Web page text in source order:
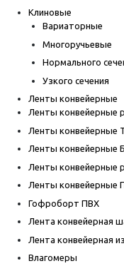
Клиновые
Вариаторные
Многоручьевые
Нормального
Узкого сечения
Ленты конвейерные
Ленты конвейерные
Ленты конвейерные
Ленты конвейерные
Ленты конвейерные
Ленты конвейерные
Гофроборт ПВХ
Лента конвейерная
Лента конвейерная
Влагомеры